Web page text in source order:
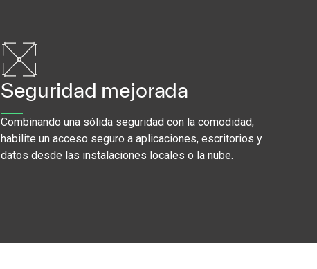
Seguridad mejorada
Combinando una sólida seguridad con la comodidad,
habilite un acceso seguro a aplicaciones, escritorios y
datos desde las instalaciones locales o la nube.